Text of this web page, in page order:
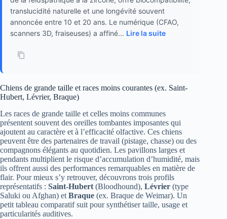
translucidité naturelle et une longévité souvent
annoncée entre 10 et 20 ans. Le numérique (CFAO,
scanners 3D, fraiseuses) a affiné... Lire la suite
Chiens de grande taille et races moins courantes (ex. Saint-
Hubert, Lévrier, Braque)
Les races de grande taille et celles moins communes
présentent souvent des oreilles tombantes imposantes qui
ajoutent au caractère et à l’efficacité olfactive. Ces chiens
peuvent être des partenaires de travail (pistage, chasse) ou des
compagnons élégants au quotidien. Les pavillons larges et
pendants multiplient le risque d’accumulation d’humidité, mais
ils offrent aussi des performances remarquables en matière de
flair. Pour mieux s’y retrouver, découvrons trois profils
représentatifs : Saint-Hubert (Bloodhound), Lévrier (type
Saluki ou Afghan) et Braque (ex. Braque de Weimar). Un
petit tableau comparatif suit pour synthétiser taille, usage et
particularités auditives.